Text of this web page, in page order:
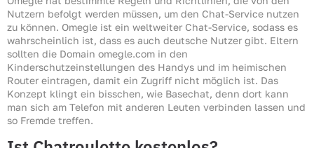
Nutzern befolgt werden müssen, um den Chat-Service nutzen
zu können. Omegle ist ein weltweiter Chat-Service, sodass es
wahrscheinlich ist, dass es auch deutsche Nutzer gibt. Eltern
sollten die Domain omegle.com in den
Kinderschutzeinstellungen des Handys und im heimischen
Router eintragen, damit ein Zugriff nicht möglich ist. Das
Konzept klingt ein bisschen, wie Basechat, denn dort kann
man sich am Telefon mit anderen Leuten verbinden lassen und
so Fremde treffen.